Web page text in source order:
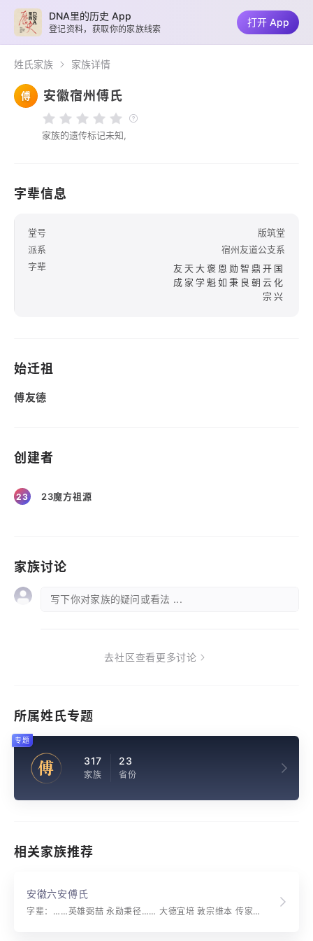
姓氏家族 家族详情
傅 安徽宿州傅氏
家族的遗传标记未知,
字辈信息
堂号
版筑堂
派系
宿州友道公支系
字辈
友天大褒恩勋智鼎开国
成家学魁如秉良朝云化
宗兴
始迁祖
傅友德
创建者
23 23魔方祖源
家族讨论
写下你对家族的疑问或看法 ...
去社区查看更多讨论
所属姓氏专题
傅 317
家族
23
省份
专题
相关家族推荐
安徽六安傅氏
字辈：……英雄弼喆 永勋秉径…… 大德宜培 敦宗维本 传家有道 延长后人
DNA里的历史 App
登记资料，获取你的家族线索
打开 App